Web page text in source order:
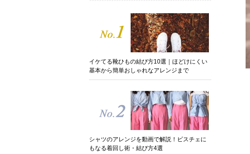
イケてる靴ひもの結び方10選｜ほどけにくい
基本から簡単おしゃれなアレンジまで
シャツのアレンジを動画で解説！ビスチェに
もなる着回し術・結び方4選